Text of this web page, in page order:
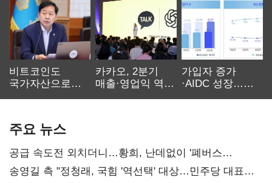
비트코인도
국가자산으로…'
카카오, 2분기
매출·영업익 역대
가입자 증가
·AIDC 성장…
주요 뉴스
공급 속도전 외치더니…황희, 난데없이 '폐버스
리모델링' 제안
송영길 측 "정청래, 국힘 '역선택' 대상…민주당 대표로